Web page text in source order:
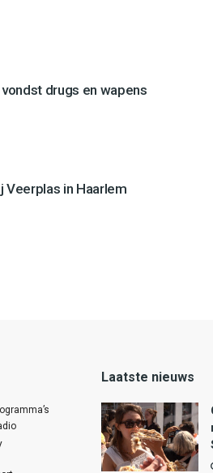
drugs en wapens
Veerplas in Haarlem
Laatste nieuws